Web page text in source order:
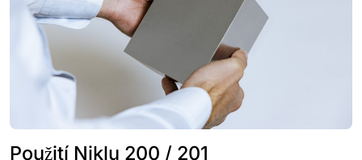
Použití Niklu 200 / 201